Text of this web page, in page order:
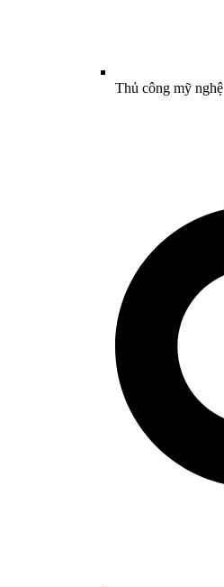
Thủ công mỹ nghệ